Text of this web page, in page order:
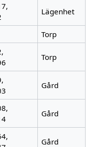
Lägenhet
Torp
Torp
Gård
Gård
Gård